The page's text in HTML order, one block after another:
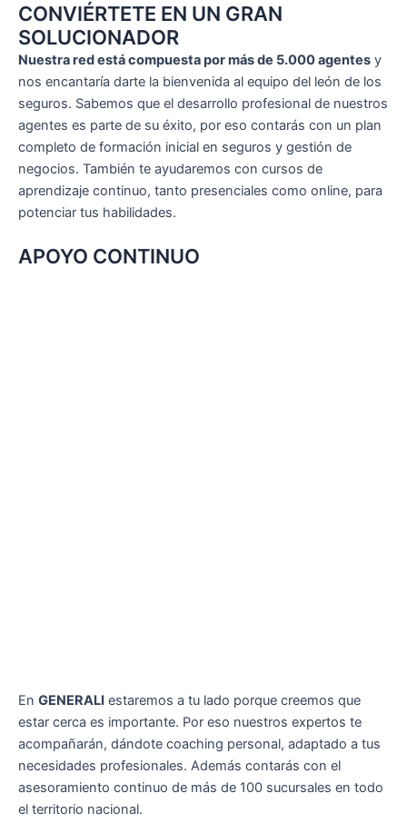
CONVIÉRTETE EN UN GRAN
SOLUCIONADOR
Nuestra red está compuesta por más de 5.000 agentes y
nos encantaría darte la bienvenida al equipo del león de los
seguros. Sabemos que el desarrollo profesional de nuestros
agentes es parte de su éxito, por eso contarás con un plan
completo de formación inicial en seguros y gestión de
negocios. También te ayudaremos con cursos de
aprendizaje continuo, tanto presenciales como online, para
potenciar tus habilidades.
APOYO CONTINUO
En GENERALI estaremos a tu lado porque creemos que
estar cerca es importante. Por eso nuestros expertos te
acompañarán, dándote coaching personal, adaptado a tus
necesidades profesionales. Además contarás con el
asesoramiento continuo de más de 100 sucursales en todo
el territorio nacional.